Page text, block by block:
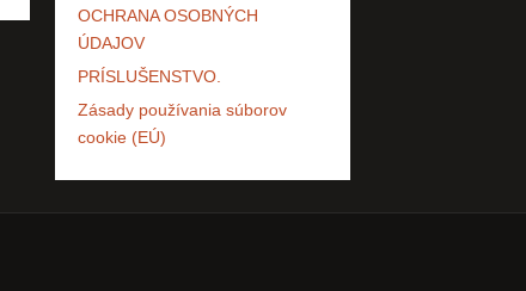
OCHRANA OSOBNÝCH
ÚDAJOV
PRÍSLUŠENSTVO.
Zásady používania súborov
cookie (EÚ)